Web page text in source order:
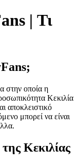
| Τι
στην οποία η
Κεκιλία
αποκλειστικό
μπορεί να είναι
Κεκιλίας